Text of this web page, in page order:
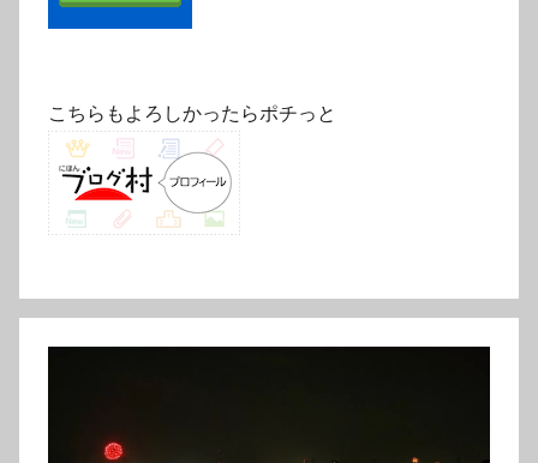
こちらもよろしかったらポチっと